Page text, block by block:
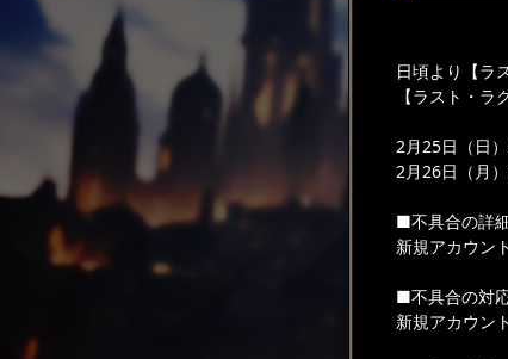
日頃より【ラ
【ラスト・ラ
2月25日（日
2月26日（月
■不具合の詳
新規アカウン
■不具合の対
新規アカウン